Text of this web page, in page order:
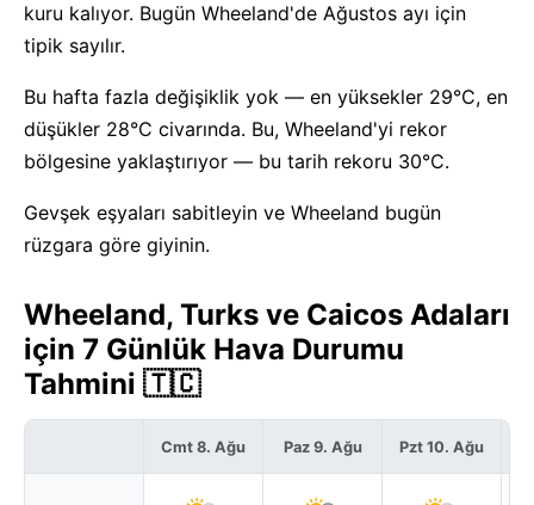
kuru kalıyor. Bugün Wheeland'de Ağustos ayı için
tipik sayılır.
Bu hafta fazla değişiklik yok — en yüksekler 29°C, en
düşükler 28°C civarında. Bu, Wheeland'yi rekor
bölgesine yaklaştırıyor — bu tarih rekoru 30°C.
Gevşek eşyaları sabitleyin ve Wheeland bugün
rüzgara göre giyinin.
Wheeland, Turks ve Caicos Adaları
için 7 Günlük Hava Durumu
Tahmini 🇹🇨
Cmt 8. Ağu Paz 9. Ağu Pzt 10. Ağu